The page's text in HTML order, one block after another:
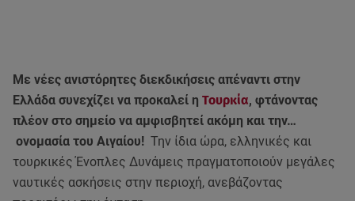
Με νέες ανιστόρητες διεκδικήσεις απέναντι στην
Ελλάδα συνεχίζει να προκαλεί η Τουρκία, φτάνοντας
πλέον στο σημείο να αμφισβητεί ακόμη και την…
ονομασία του Αιγαίου! Την ίδια ώρα, ελληνικές και
τουρκικές Ένοπλες Δυνάμεις πραγματοποιούν μεγάλες
ναυτικές ασκήσεις στην περιοχή, ανεβάζοντας